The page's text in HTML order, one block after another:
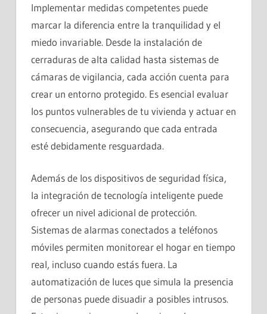
Implementar medidas competentes puede
marcar la diferencia entre la tranquilidad y el
miedo invariable. Desde la instalación de
cerraduras de alta calidad hasta sistemas de
cámaras de vigilancia, cada acción cuenta para
crear un entorno protegido. Es esencial evaluar
los puntos vulnerables de tu vivienda y actuar en
consecuencia, asegurando que cada entrada
esté debidamente resguardada.
Además de los dispositivos de seguridad física,
la integración de tecnología inteligente puede
ofrecer un nivel adicional de protección.
Sistemas de alarmas conectados a teléfonos
móviles permiten monitorear el hogar en tiempo
real, incluso cuando estás fuera. La
automatización de luces que simula la presencia
de personas puede disuadir a posibles intrusos.